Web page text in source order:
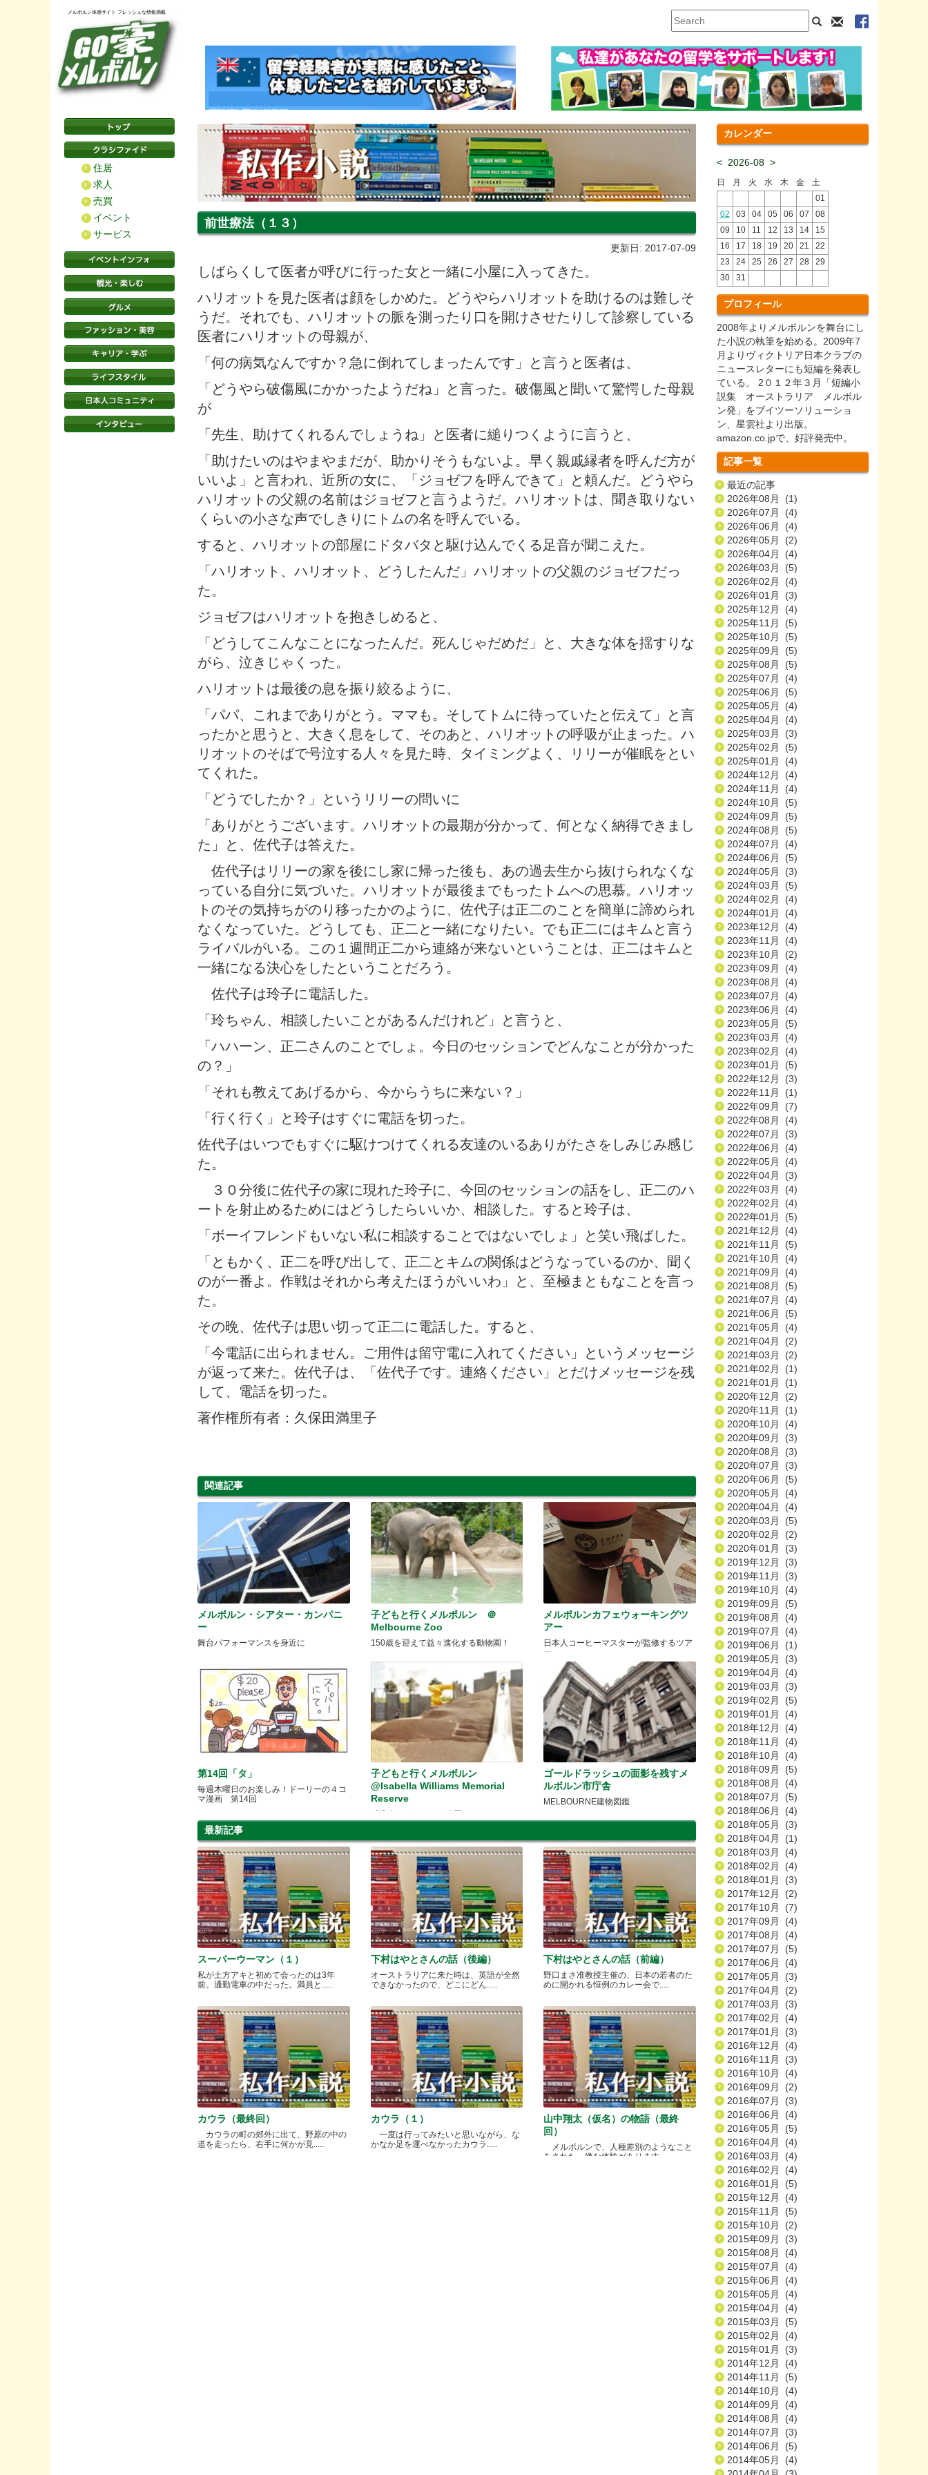
メルボルン体感サイト フレッシュな情報満載
住居
求人
売買
イベント
サービス
前世療法（１３）
更新日: 2017-07-09
しばらくして医者が呼びに行った女と一緒に小屋に入ってきた。
ハリオットを見た医者は顔をしかめた。どうやらハリオットを助けるのは難しそ
うだ。それでも、ハリオットの脈を測ったり口を開けさせたりして診察している
医者にハリオットの母親が、
「何の病気なんですか？急に倒れてしまったんです」と言うと医者は、
「どうやら破傷風にかかったようだね」と言った。破傷風と聞いて驚愕した母親
が
「先生、助けてくれるんでしょうね」と医者に縋りつくように言うと、
「助けたいのはやまやまだが、助かりそうもないよ。早く親戚縁者を呼んだ方が
いいよ」と言われ、近所の女に、「ジョゼフを呼んできて」と頼んだ。どうやら
ハリオットの父親の名前はジョゼフと言うようだ。ハリオットは、聞き取りない
くらいの小さな声でしきりにトムの名を呼んでいる。
すると、ハリオットの部屋にドタバタと駆け込んでくる足音が聞こえた。
「ハリオット、ハリオット、どうしたんだ」ハリオットの父親のジョゼフだっ
た。
ジョゼフはハリオットを抱きしめると、
「どうしてこんなことになったんだ。死んじゃだめだ」と、大きな体を揺すりな
がら、泣きじゃくった。
ハリオットは最後の息を振り絞るように、
「パパ、これまでありがとう。ママも。そしてトムに待っていたと伝えて」と言
ったかと思うと、大きく息をして、そのあと、ハリオットの呼吸が止まった。ハ
リオットのそばで号泣する人々を見た時、タイミングよく、リリーが催眠をとい
てくれた。
「どうでしたか？」というリリーの問いに
「ありがとうございます。ハリオットの最期が分かって、何となく納得できまし
た」と、佐代子は答えた。
佐代子はリリーの家を後にし家に帰った後も、あの過去生から抜けられなくな
っている自分に気づいた。ハリオットが最後までもったトムへの思慕。ハリオッ
トのその気持ちがのり移ったかのように、佐代子は正二のことを簡単に諦められ
なくなっていた。どうしても、正二と一緒になりたい。でも正二にはキムと言う
ライバルがいる。この１週間正二から連絡が来ないということは、正二はキムと
一緒になる決心をしたということだろう。
佐代子は玲子に電話した。
「玲ちゃん、相談したいことがあるんだけれど」と言うと、
「ハハーン、正二さんのことでしょ。今日のセッションでどんなことが分かった
の？」
「それも教えてあげるから、今からうちに来ない？」
「行く行く」と玲子はすぐに電話を切った。
佐代子はいつでもすぐに駆けつけてくれる友達のいるありがたさをしみじみ感じ
た。
３０分後に佐代子の家に現れた玲子に、今回のセッションの話をし、正二のハ
ートを射止めるためにはどうしたらいいか、相談した。すると玲子は、
「ボーイフレンドもいない私に相談することではないでしょ」と笑い飛ばした。
「ともかく、正二を呼び出して、正二とキムの関係はどうなっているのか、聞く
のが一番よ。作戦はそれから考えたほうがいいわ」と、至極まともなことを言っ
た。
その晩、佐代子は思い切って正二に電話した。すると、
「今電話に出られません。ご用件は留守電に入れてください」というメッセージ
が返って来た。佐代子は、「佐代子です。連絡ください」とだけメッセージを残
して、電話を切った。
著作権所有者：久保田満里子
関連記事
メルボルン・シアター・カンパニ
ー
舞台パフォーマンスを身近に
子どもと行くメルボルン ＠
Melbourne Zoo
150歳を迎えて益々進化する動物園！
メルボルンカフェウォーキングツ
アー
日本人コーヒーマスターが監修するツア
ー
第14回「タ」
毎週木曜日のお楽しみ！ドーリーの４コ
マ漫画 第14回
子どもと行くメルボルン
@Isabella Williams Memorial
Reserve
ゴールドラッシュの面影を残すメ
ルボルン市庁舎
MELBOURNE建物図鑑
最新記事
スーパーウーマン（１）
私が土方アキと初めて会ったのは3年
前。通勤電車の中だった。満員と.....
下村はやとさんの話（後編）
オーストラリアに来た時は、英語が全然
できなかったので、どこにどん.....
下村はやとさんの話（前編）
野口まさ准教授主催の、日本の若者のた
めに開かれる恒例のカレー会で.....
カウラ（最終回）
カウラの町の郊外に出て、野原の中の
道を走ったら、右手に何かが見.....
カウラ（１）
一度は行ってみたいと思いながら、な
かなか足を運べなかったカウラ.....
山中翔太（仮名）の物語（最終
回）
メルボルンで、人種差別のようなこと
をされた、嫌な体験があります.....
カレンダー
< 2026-08 >
日 月 火 水 木 金
土
01
02
03 04 05 06 07
08
09
10 11 12 13 14
15
16
17 18 19 20 21
22
23
24 25 26 27 28
29
30
31
プロフィール
2008年よりメルボルンを舞台にし
た小説の執筆を始める。2009年7
月よりヴィクトリア日本クラブの
ニュースレターにも短編を発表し
ている。 2０１２年３月「短編小
説集 オーストラリア メルボル
ン発」をブイツーソリューショ
ン、星雲社より出版。
amazon.co.jpで、好評発売中。
記事一覧
最近の記事
2026年08月 (1)
2026年07月 (4)
2026年06月 (4)
2026年05月 (2)
2026年04月 (4)
2026年03月 (5)
2026年02月 (4)
2026年01月 (3)
2025年12月 (4)
2025年11月 (5)
2025年10月 (5)
2025年09月 (5)
2025年08月 (5)
2025年07月 (4)
2025年06月 (5)
2025年05月 (4)
2025年04月 (4)
2025年03月 (3)
2025年02月 (5)
2025年01月 (4)
2024年12月 (4)
2024年11月 (4)
2024年10月 (5)
2024年09月 (5)
2024年08月 (5)
2024年07月 (4)
2024年06月 (5)
2024年05月 (3)
2024年03月 (5)
2024年02月 (4)
2024年01月 (4)
2023年12月 (4)
2023年11月 (4)
2023年10月 (2)
2023年09月 (4)
2023年08月 (4)
2023年07月 (4)
2023年06月 (4)
2023年05月 (5)
2023年03月 (4)
2023年02月 (4)
2023年01月 (5)
2022年12月 (3)
2022年11月 (1)
2022年09月 (7)
2022年08月 (4)
2022年07月 (3)
2022年06月 (4)
2022年05月 (4)
2022年04月 (3)
2022年03月 (4)
2022年02月 (4)
2022年01月 (5)
2021年12月 (4)
2021年11月 (5)
2021年10月 (4)
2021年09月 (4)
2021年08月 (5)
2021年07月 (4)
2021年06月 (5)
2021年05月 (4)
2021年04月 (2)
2021年03月 (2)
2021年02月 (1)
2021年01月 (1)
2020年12月 (2)
2020年11月 (1)
2020年10月 (4)
2020年09月 (3)
2020年08月 (3)
2020年07月 (3)
2020年06月 (5)
2020年05月 (4)
2020年04月 (4)
2020年03月 (5)
2020年02月 (2)
2020年01月 (3)
2019年12月 (3)
2019年11月 (3)
2019年10月 (4)
2019年09月 (5)
2019年08月 (4)
2019年07月 (4)
2019年06月 (1)
2019年05月 (3)
2019年04月 (4)
2019年03月 (3)
2019年02月 (5)
2019年01月 (4)
2018年12月 (4)
2018年11月 (4)
2018年10月 (4)
2018年09月 (5)
2018年08月 (4)
2018年07月 (5)
2018年06月 (4)
2018年05月 (3)
2018年04月 (1)
2018年03月 (4)
2018年02月 (4)
2018年01月 (3)
2017年12月 (2)
2017年10月 (7)
2017年09月 (4)
2017年08月 (4)
2017年07月 (5)
2017年06月 (4)
2017年05月 (3)
2017年04月 (2)
2017年03月 (3)
2017年02月 (4)
2017年01月 (3)
2016年12月 (4)
2016年11月 (3)
2016年10月 (4)
2016年09月 (2)
2016年07月 (3)
2016年06月 (4)
2016年05月 (5)
2016年04月 (4)
2016年03月 (4)
2016年02月 (4)
2016年01月 (5)
2015年12月 (4)
2015年11月 (5)
2015年10月 (2)
2015年09月 (3)
2015年08月 (4)
2015年07月 (4)
2015年06月 (4)
2015年05月 (4)
2015年04月 (4)
2015年03月 (5)
2015年02月 (4)
2015年01月 (3)
2014年12月 (4)
2014年11月 (5)
2014年10月 (4)
2014年09月 (4)
2014年08月 (4)
2014年07月 (3)
2014年06月 (5)
2014年05月 (4)